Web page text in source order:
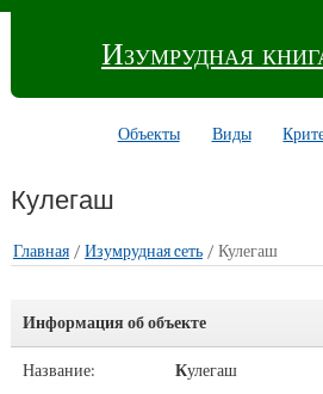
Изумрудная
Объекты Виды
Кулегаш
Главная/ Изумрудная cеть/ Кулегаш
Информация об объекте
Название: Кулегаш